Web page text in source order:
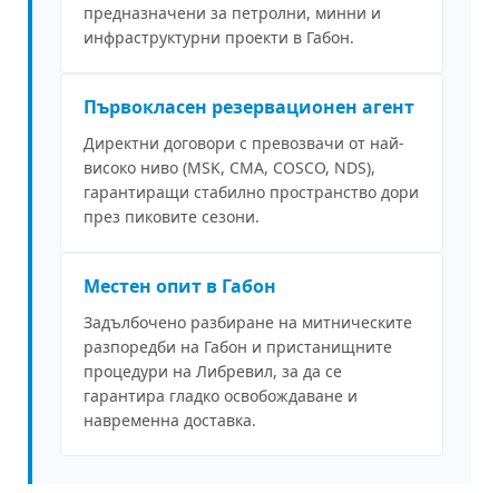
предназначени за петролни, минни и
инфраструктурни проекти в Габон.
Първокласен резервационен агент
Директни договори с превозвачи от най-
високо ниво (MSK, CMA, COSCO, NDS),
гарантиращи стабилно пространство дори
през пиковите сезони.
Местен опит в Габон
Задълбочено разбиране на митническите
разпоредби на Габон и пристанищните
процедури на Либревил, за да се
гарантира гладко освобождаване и
навременна доставка.